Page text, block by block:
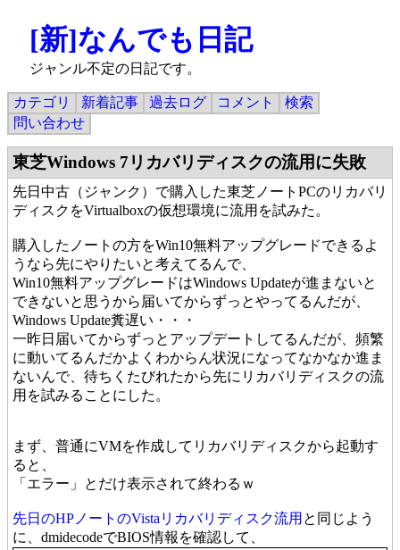
[新]なんでも日記
ジャンル不定の日記です。
カテゴリ 新着記事 過去ログ コメント
検索
問い合わせ
東芝Windows 7リカバリディスクの流用に失敗
先日中古（ジャンク）で購入した東芝ノートPCのリカバリ
ディスクをVirtualboxの仮想環境に流用を試みた。
購入したノートの方をWin10無料アップグレードできるよ
うなら先にやりたいと考えてるんで、
Win10無料アップグレードはWindows Updateが進まないと
できないと思うから届いてからずっとやってるんだが、
Windows Update糞遅い・・・
一昨日届いてからずっとアップデートしてるんだが、頻繁
に動いてるんだかよくわからん状況になってなかなか進ま
ないんで、待ちくたびれたから先にリカバリディスクの流
用を試みることにした。
まず、普通にVMを作成してリカバリディスクから起動す
ると、
「エラー」とだけ表示されて終わるｗ
先日のHPノートのVistaリカバリディスク流用 と同じよう
に、dmidecodeでBIOS情報を確認して、